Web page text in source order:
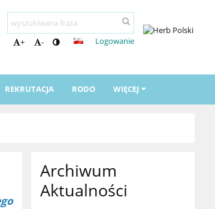
+ - Logowanie
REKRUTACJA RODO WIĘCEJ
Archiwum
Aktualności